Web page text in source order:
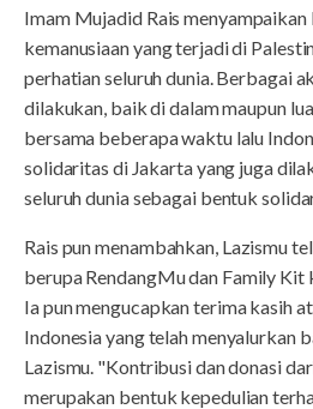
Imam Mujadid Rais
kemanusiaan yang terjadi di
perhatian seluruh dunia. Berbagai
dilakukan, baik di dalam maupun
bersama beberapa waktu lalu
solidaritas di Jakarta yang juga
seluruh dunia sebagai bentuk
Rais pun menambahkan, Lazismu
berupa RendangMu dan Family Kit
Ia pun mengucapkan terima kasih
Indonesia yang telah menyalurkan
Lazismu. "Kontribusi dan donasi
merupakan bentuk kepedulian